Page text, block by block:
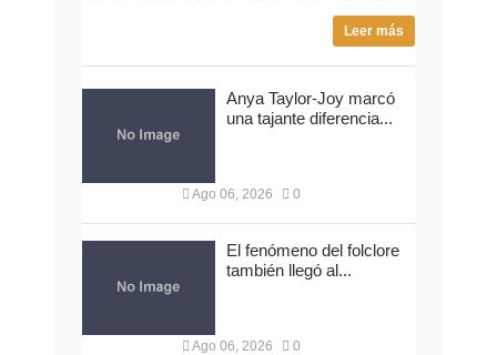
Leer más
Anya Taylor-Joy marcó
una tajante diferencia...
Ago 06, 2026 0
El fenómeno del folclore
también llegó al...
Ago 06, 2026 0